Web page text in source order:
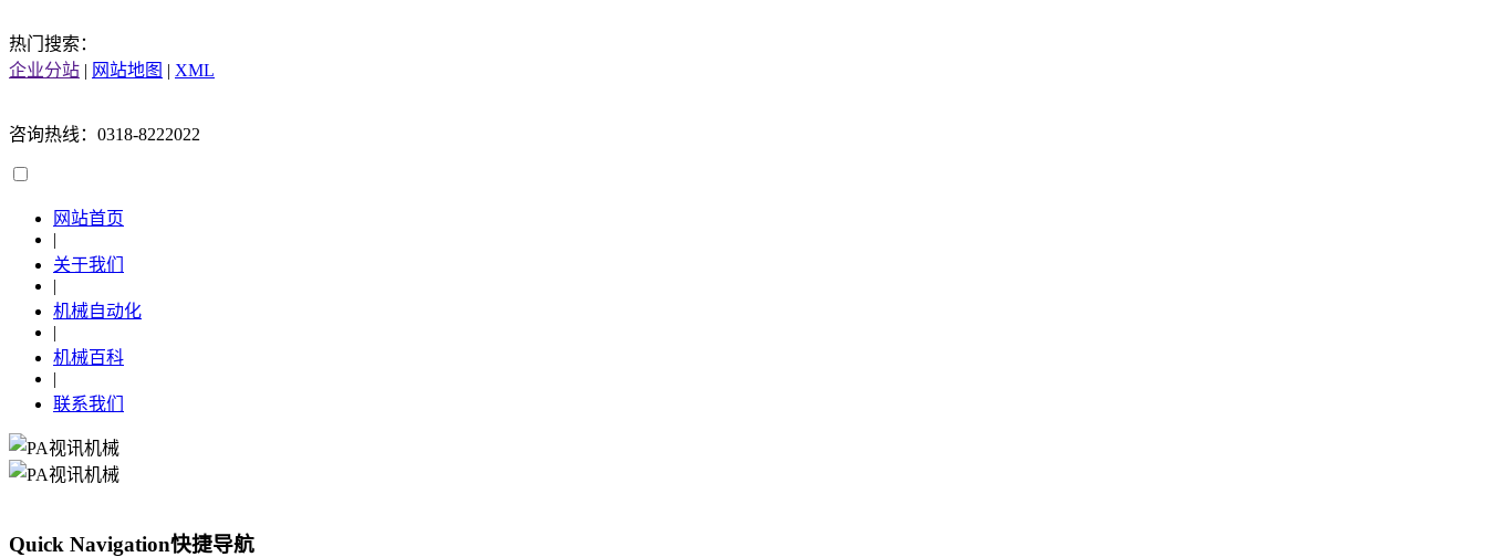
热门搜索：
企业分站 | 网站地图 | XML
咨询热线：0318-8222022
网站首页
|
关于我们
|
机械自动化
|
机械百科
|
联系我们
Quick Navigation快捷导航